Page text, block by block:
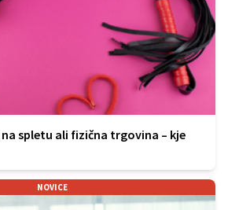
spletu ali fizična trgovina – kje
NOVICE